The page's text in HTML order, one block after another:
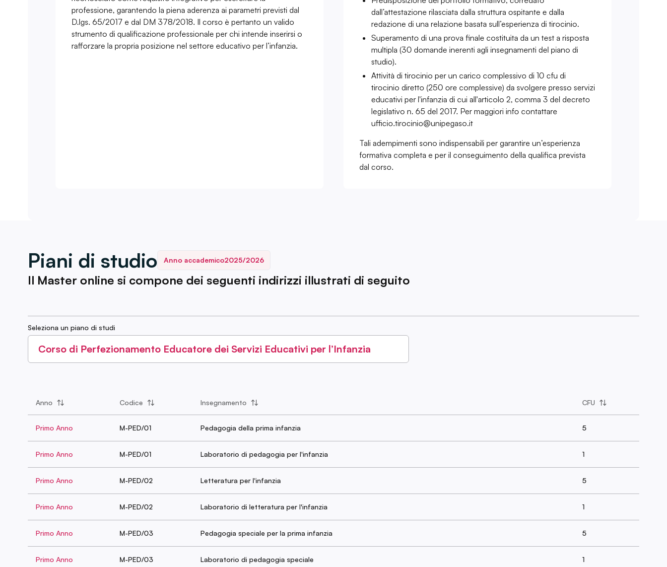
professione, garantendo la piena aderenza ai parametri previsti dal
D.lgs. 65/2017 e dal DM 378/2018. Il corso è pertanto un valido
strumento di qualificazione professionale per chi intende inserirsi o
rafforzare la propria posizione nel settore educativo per l’infanzia.
dall’attestazione rilasciata dalla struttura ospitante e dalla
redazione di una relazione basata sull’esperienza di tirocinio.
Superamento di una prova finale costituita da un test a risposta
multipla (30 domande inerenti agli insegnamenti del piano di
studio).
Attività di tirocinio per un carico complessivo di 10 cfu di
tirocinio diretto (250 ore complessive) da svolgere presso servizi
educativi per l'infanzia di cui all'articolo 2, comma 3 del decreto
legislativo n. 65 del 2017. Per maggiori info contattare
ufficio.tirocinio@unipegaso.it
Tali adempimenti sono indispensabili per garantire un’esperienza
formativa completa e per il conseguimento della qualifica prevista
dal corso.
Piani di studio Anno accademico2025/2026
Il Master online si compone dei seguenti indirizzi illustrati di seguito
Seleziona un piano di studi
Corso di Perfezionamento Educatore dei Servizi Educativi per l’Infanzia
Anno Codice Insegnamento CFU
Primo Anno M-PED/01 Pedagogia della prima infanzia 5
Primo Anno M-PED/01 Laboratorio di pedagogia per l'infanzia 1
Primo Anno M-PED/02 Letteratura per l'infanzia 5
Primo Anno M-PED/02 Laboratorio di letteratura per l'infanzia 1
Primo Anno M-PED/03 Pedagogia speciale per la prima infanzia 5
Primo Anno M-PED/03 Laboratorio di pedagogia speciale 1